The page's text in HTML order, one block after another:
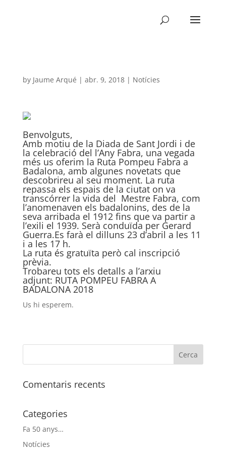
by Jaume Arqué | abr. 9, 2018| Notícies
Benvolguts,
Amb motiu de la Diada de Sant Jordi i de
la celebració del l’Any Fabra, una vegada
més us oferim la Ruta Pompeu Fabra a
Badalona, amb algunes novetats que
descobrireu al seu moment. La ruta
repassa els espais de la ciutat on va
transcórrer la vida del Mestre Fabra, com
l’anomenaven els badalonins, des de la
seva arribada el 1912 fins que va partir a
l’exili el 1939. Serà conduïda per Gerard
Guerra.Es farà el dilluns 23 d’abril a les 11
i a les 17 h.
La ruta és gratuïta però cal inscripció
prèvia.
Trobareu tots els detalls a l’arxiu
adjunt: RUTA POMPEU FABRA A
BADALONA 2018
Us hi esperem.
Comentaris recents
Categories
Fa 50 anys…
Notícies